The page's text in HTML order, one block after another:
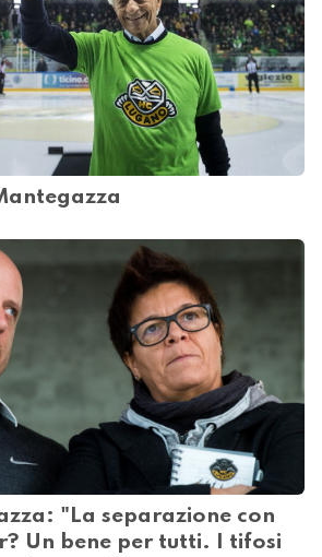
"La separazione con
Un bene per tutti. I tifosi